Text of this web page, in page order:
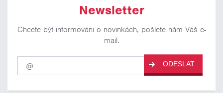
Newsletter
Chcete být informováni o novinkách, pošlete nám Váš e-
mail.
Pro
odběr
našich
ODESLAT